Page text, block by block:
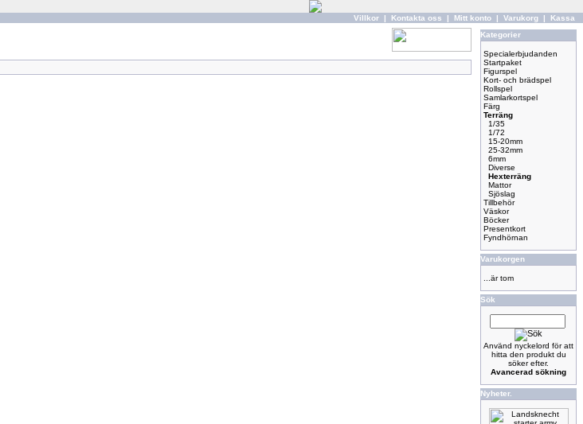
Villkor | Kontakta oss | Mitt konto | Varukorg | Kassa
Kategorier
Specialerbjudanden
Startpaket
Figurspel
Kort- och brädspel
Rollspel
Samlarkortspel
Färg
Terräng
1/35
1/72
15-20mm
25-32mm
6mm
Diverse
Hexterräng
Mattor
Sjöslag
Tillbehör
Väskor
Böcker
Presentkort
Fyndhörnan
Varukorgen
...är tom
Sök
Använd nyckelord för att
hitta den produkt du
söker efter.
Avancerad sökning
Nyheter.